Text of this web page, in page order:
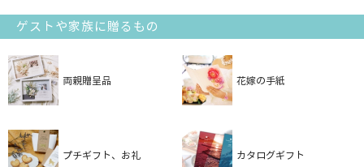
ゲストや家族に贈るもの
両親贈呈品 花嫁の手紙
プチギフト、お礼 カタログギフト